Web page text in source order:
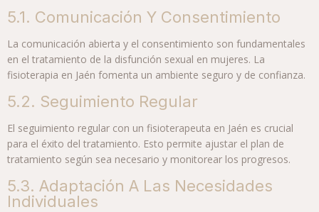
5.1. Comunicación Y Consentimiento
La comunicación abierta y el consentimiento son fundamentales
en el tratamiento de la disfunción sexual en mujeres. La
fisioterapia en Jaén fomenta un ambiente seguro y de confianza.
5.2. Seguimiento Regular
El seguimiento regular con un fisioterapeuta en Jaén es crucial
para el éxito del tratamiento. Esto permite ajustar el plan de
tratamiento según sea necesario y monitorear los progresos.
5.3. Adaptación A Las Necesidades
Individuales